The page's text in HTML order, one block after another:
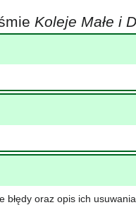
Koleje Małe i
oraz opis ich